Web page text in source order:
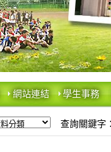
網站連結 學生事務
查詢關鍵字：